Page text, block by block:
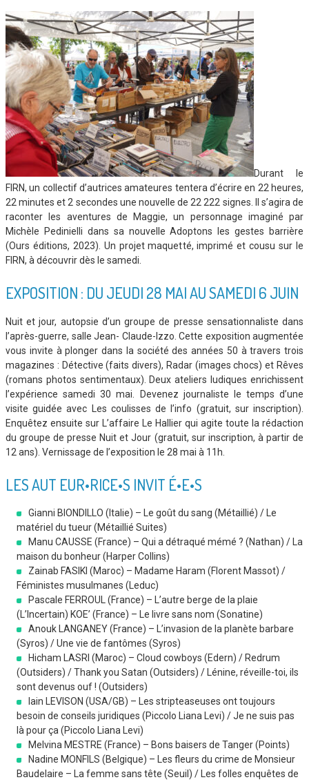
Durant le
FIRN, un collectif d’autrices amateures tentera d’écrire en 22 heures,
22 minutes et 2 secondes une nouvelle de 22 222 signes. Il s’agira de
raconter les aventures de Maggie, un personnage imaginé par
Michèle Pedinielli dans sa nouvelle Adoptons les gestes barrière
(Ours éditions, 2023). Un projet maquetté, imprimé et cousu sur le
FIRN, à découvrir dès le samedi.
EXPOSITION : DU JEUDI 28 MAI AU SAMEDI 6 JUIN
Nuit et jour, autopsie d’un groupe de presse sensationnaliste dans
l’après-guerre, salle Jean- Claude-Izzo. Cette exposition augmentée
vous invite à plonger dans la société des années 50 à travers trois
magazines : Détective (faits divers), Radar (images chocs) et Rêves
(romans photos sentimentaux). Deux ateliers ludiques enrichissent
l’expérience samedi 30 mai. Devenez journaliste le temps d’une
visite guidée avec Les coulisses de l’info (gratuit, sur inscription).
Enquêtez ensuite sur L’affaire Le Hallier qui agite toute la rédaction
du groupe de presse Nuit et Jour (gratuit, sur inscription, à partir de
12 ans). Vernissage de l’exposition le 28 mai à 11h.
LES AUT EUR•RICE•S INVIT É•E•S
Gianni BIONDILLO (Italie) – Le goût du sang (Métaillié) / Le
matériel du tueur (Métaillié Suites)
Manu CAUSSE (France) – Qui a détraqué mémé ? (Nathan) / La
maison du bonheur (Harper Collins)
Zainab FASIKI (Maroc) – Madame Haram (Florent Massot) /
Féministes musulmanes (Leduc)
Pascale FERROUL (France) – L’autre berge de la plaie
(L’Incertain) KOE’ (France) – Le livre sans nom (Sonatine)
Anouk LANGANEY (France) – L’invasion de la planète barbare
(Syros) / Une vie de fantômes (Syros)
Hicham LASRI (Maroc) – Cloud cowboys (Edern) / Redrum
(Outsiders) / Thank you Satan (Outsiders) / Lénine, réveille-toi, ils
sont devenus ouf ! (Outsiders)
Iain LEVISON (USA/GB) – Les stripteaseuses ont toujours
besoin de conseils juridiques (Piccolo Liana Levi) / Je ne suis pas
là pour ça (Piccolo Liana Levi)
Melvina MESTRE (France) – Bons baisers de Tanger (Points)
Nadine MONFILS (Belgique) – Les fleurs du crime de Monsieur
Baudelaire – La femme sans tête (Seuil) / Les folles enquêtes de